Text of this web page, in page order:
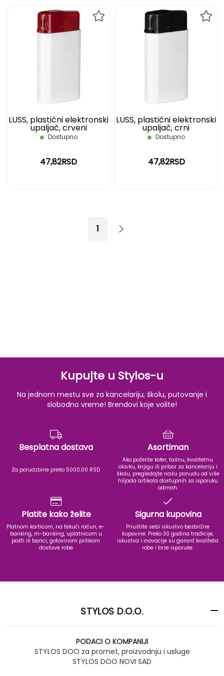
LUSS, plastični elektronski
upaljač, crveni
Dostupno
47,82RSD
LUSS, plastični elektronski
upaljač, crni
Dostupno
47,82RSD
You're currently reading page
1 Page
2Page
Sledeće
Kupujte u Stylos-u
Na jednom mestu sve za kancelariju, školu, putovanje i
slobodno vreme! Brendovi koje volite!
Besplatna dostava
Za porudzbine preko 5000,00 RSD
Asortiman
Ako poželite kofer, tašnu, kvalitetnu
olovku, knjigu ili pribor za kancelariju i
školu, pregledajte našu ponudu od više
hiljada artikala dostupnih za isporuku
odmah.
Platite kako želite
Platnom karticom, na tekući račun, e-
banking, m-banking, uplatnicom u
pošti ili banci, gotovinom prilikom
dostave robe
Sigurna kupovina
Priuštite sebi iskustvo bezbrižne
kupovine. Preko 30 godina tradicije,
iskustva i inovacije su garant kvaliteta
robe i brze isporuke.
STYLOS D.O.O.
PODACI O KOMPANIJI
STYLOS DOO za promet, proizvodnju i usluge
STYLOS DOO NOVI SAD